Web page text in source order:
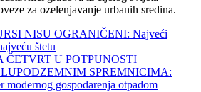
za ozelenjavanje urbanih sredina.
NISU OGRANIČENI: Najveći
štetu
ČETVRT U POTPUNOSTI
SPREMNICIMA:
modernog gospodarenja otpadom